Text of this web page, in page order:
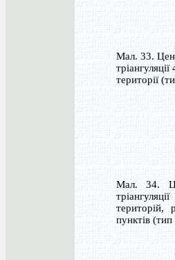
Мал. 33.
території
Мал. 34.
територій,
пунктів